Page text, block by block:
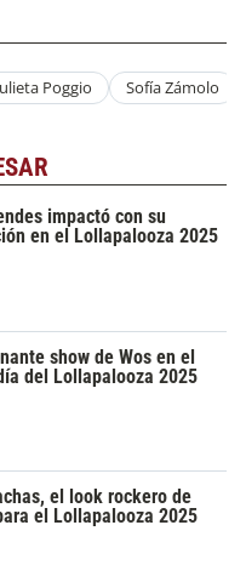
Poggio Sofía Zámolo
impactó con su
en el Lollapalooza 2025
show de Wos en el
del Lollapalooza 2025
el look rockero de
el Lollapalooza 2025